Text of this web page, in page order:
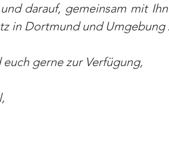
darauf, gemeinsam mit
in Dortmund und Umgebung
gerne zur Verfügung,